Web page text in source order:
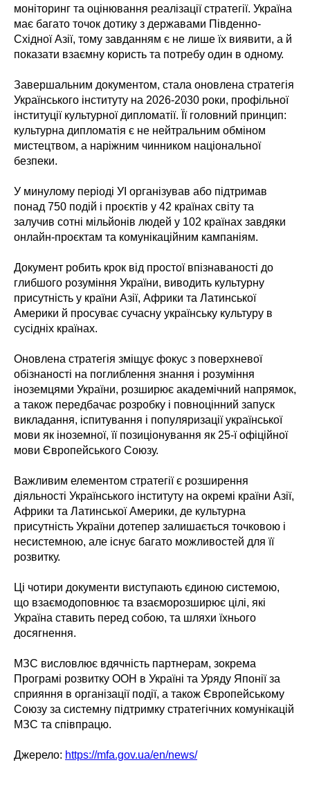
моніторинг та оцінювання реалізації стратегії. Україна
має багато точок дотику з державами Південно-
Східної Азії, тому завданням є не лише їх виявити, а й
показати взаємну користь та потребу один в одному.
Завершальним документом, стала оновлена стратегія
Українського інституту на 2026-2030 роки, профільної
інституції культурної дипломатії. Її головний принцип:
культурна дипломатія є не нейтральним обміном
мистецтвом, а наріжним чинником національної
безпеки.
У минулому періоді УІ організував або підтримав
понад 750 подій і проєктів у 42 країнах світу та
залучив сотні мільйонів людей у 102 країнах завдяки
онлайн-проєктам та комунікаційним кампаніям.
Документ робить крок від простої впізнаваності до
глибшого розуміння України, виводить культурну
присутність у країни Азії, Африки та Латинської
Америки й просуває сучасну українську культуру в
сусідніх країнах.
Оновлена стратегія зміщує фокус з поверхневої
обізнаності на поглиблення знання і розуміння
іноземцями України, розширює академічний напрямок,
а також передбачає розробку і повноцінний запуск
викладання, іспитування і популяризації української
мови як іноземної, її позиціонування як 25-ї офіційної
мови Європейського Союзу.
Важливим елементом стратегії є розширення
діяльності Українського інституту на окремі країни Азії,
Африки та Латинської Америки, де культурна
присутність України дотепер залишається точковою і
несистемною, але існує багато можливостей для її
розвитку.
Ці чотири документи виступають єдиною системою,
що взаємодоповнює та взаєморозширює цілі, які
Україна ставить перед собою, та шляхи їхнього
досягнення.
МЗС висловлює вдячність партнерам, зокрема
Програмі розвитку ООН в Україні та Уряду Японії за
сприяння в організації події, а також Європейському
Союзу за системну підтримку стратегічних комунікацій
МЗС та співпрацю.
Джерело: https://mfa.gov.ua/en/news/